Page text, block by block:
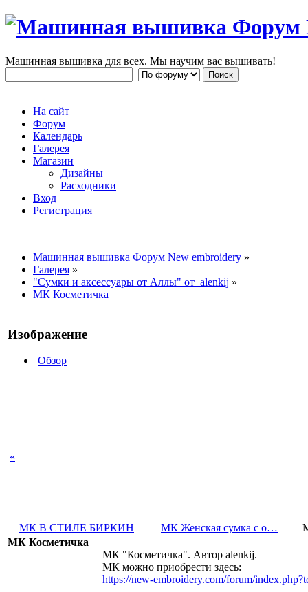
Машинная вышивка для всех. Мы научим вас вышивать!
На сайт
Форум
Календарь
Галерея
Магазин
Дизайны
Расходники
Вход
Регистрация
Машинная вышивка Форум New embroidery »
Галерея »
"Сумки и аксессуары от Аллы" от alenkij »
МК Косметичка
Изображение
Обзор
«
МК В СТИЛЕ БИРКИН МК Женская сумка с о…
МК Косметичка
МК "Косметичка". Автор alenkij.
МК можно приобрести здесь:
https://new-embroidery.com/forum/